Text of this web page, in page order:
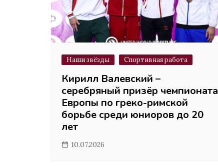
Наши звёзды Спортивная работа
Кирилл Валевский –
серебряный призёр чемпионата
Европы по греко-римской
борьбе среди юниоров до 20
лет
10.07.2026